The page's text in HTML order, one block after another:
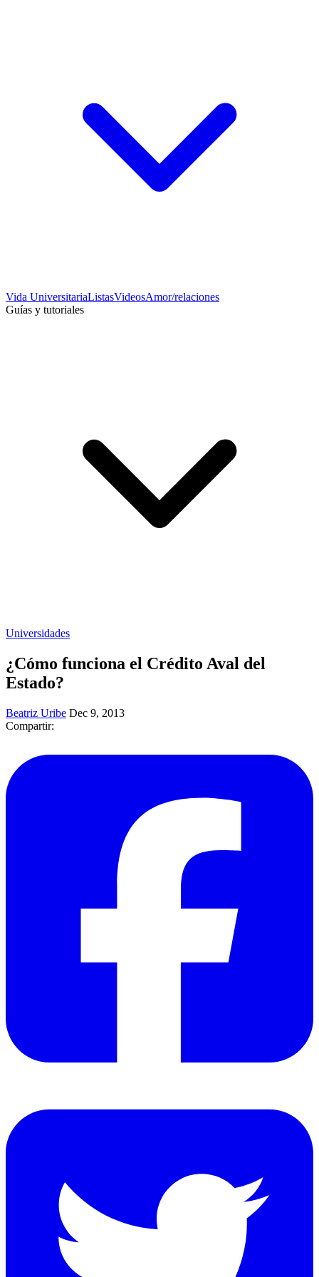
Vida UniversitariaListasVideosAmor/relaciones
Guías y tutoriales
Universidades
¿Cómo funciona el Crédito Aval del
Estado?
Beatriz Uribe Dec 9, 2013
Compartir: